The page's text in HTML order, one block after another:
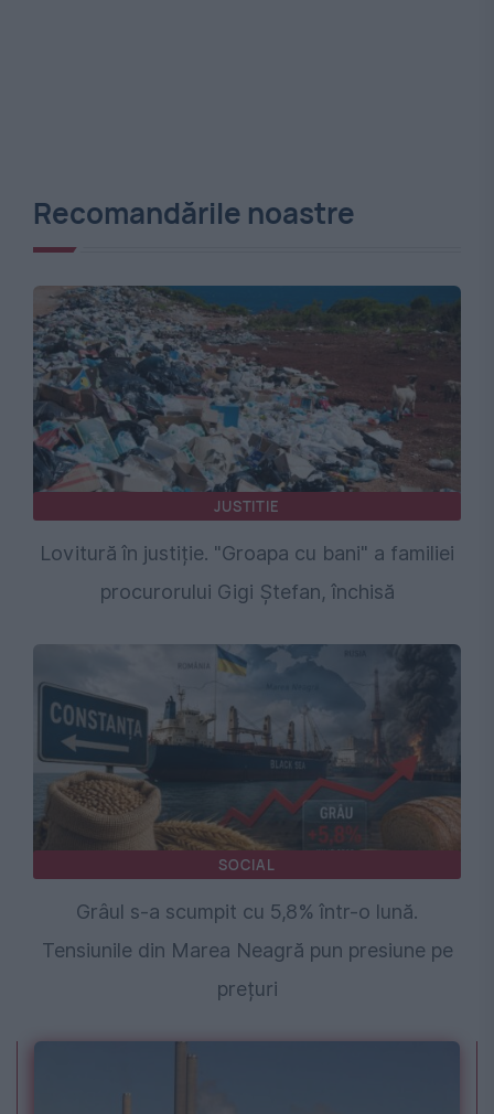
Recomandările noastre
JUSTITIE
Lovitură în justiție. "Groapa cu bani" a familiei
procurorului Gigi Ștefan, închisă
SOCIAL
Grâul s-a scumpit cu 5,8% într-o lună.
Tensiunile din Marea Neagră pun presiune pe
prețuri